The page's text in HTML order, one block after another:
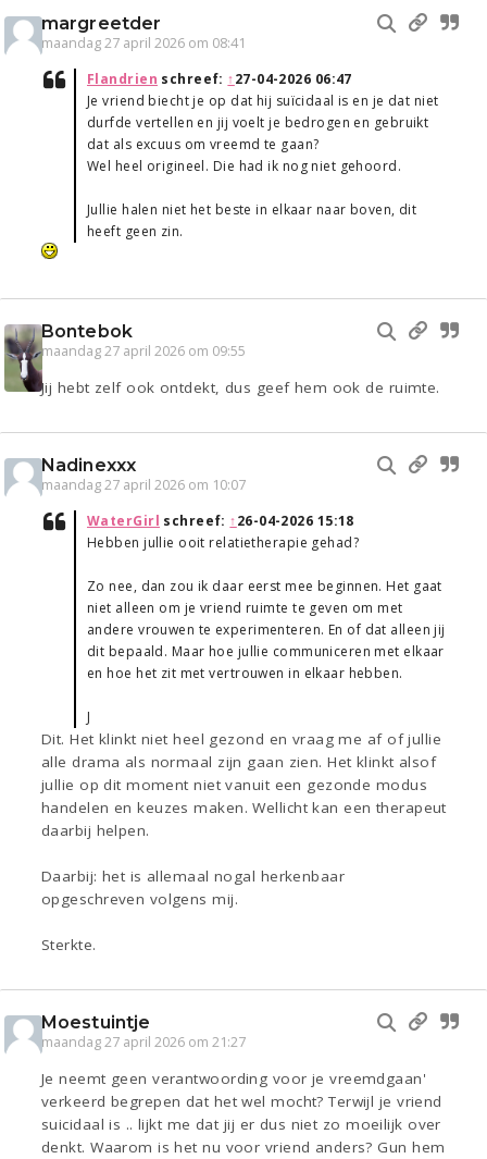
margreetder
maandag 27 april 2026 om 08:41
Flandrien schreef: ↑27-04-2026 06:47
Je vriend biecht je op dat hij suïcidaal is en je dat niet
durfde vertellen en jij voelt je bedrogen en gebruikt
dat als excuus om vreemd te gaan?
Wel heel origineel. Die had ik nog niet gehoord.
Jullie halen niet het beste in elkaar naar boven, dit
heeft geen zin.
Bontebok
maandag 27 april 2026 om 09:55
Jij hebt zelf ook ontdekt, dus geef hem ook de ruimte.
Nadinexxx
maandag 27 april 2026 om 10:07
WaterGirl schreef: ↑26-04-2026 15:18
Hebben jullie ooit relatietherapie gehad?
Zo nee, dan zou ik daar eerst mee beginnen. Het gaat
niet alleen om je vriend ruimte te geven om met
andere vrouwen te experimenteren. En of dat alleen jij
dit bepaald. Maar hoe jullie communiceren met elkaar
en hoe het zit met vertrouwen in elkaar hebben.
J
Dit. Het klinkt niet heel gezond en vraag me af of jullie
alle drama als normaal zijn gaan zien. Het klinkt alsof
jullie op dit moment niet vanuit een gezonde modus
handelen en keuzes maken. Wellicht kan een therapeut
daarbij helpen.
Daarbij: het is allemaal nogal herkenbaar
opgeschreven volgens mij.
Sterkte.
Moestuintje
maandag 27 april 2026 om 21:27
Je neemt geen verantwoording voor je vreemdgaan'
verkeerd begrepen dat het wel mocht? Terwijl je vriend
suicidaal is .. lijkt me dat jij er dus niet zo moeilijk over
denkt. Waarom is het nu voor vriend anders? Gun hem